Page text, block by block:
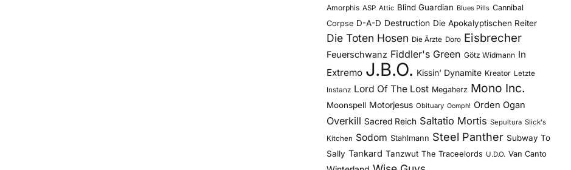
Amorphis ASP Attic Blind Guardian Blues Pills Cannibal
Corpse D-A-D Destruction Die Apokalyptischen Reiter
Die Toten Hosen Die Ärzte Doro Eisbrecher
Feuerschwanz Fiddler's Green Götz Widmann In
Extremo J.B.O. Kissin' Dynamite Kreator Letzte
Instanz Lord Of The Lost Megaherz Mono Inc.
Moonspell Motorjesus Obituary Oomph! Orden Ogan
Overkill Sacred Reich Saltatio Mortis Sepultura Slick's
Kitchen Sodom Stahlmann Steel Panther Subway To
Sally Tankard Tanzwut The Traceelords U.D.O. Van Canto